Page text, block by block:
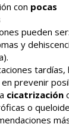
con pocas
pueden
y
prevenir
cicatrización
o